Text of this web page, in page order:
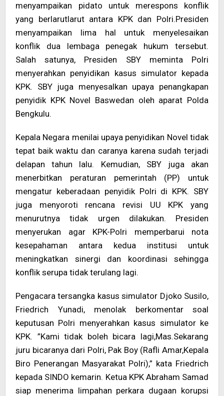
menyampaikan pidato untuk merespons konflik
yang berlarutlarut antara KPK dan Polri.Presiden
menyampaikan lima hal untuk menyelesaikan
konflik dua lembaga penegak hukum tersebut.
Salah satunya, Presiden SBY meminta Polri
menyerahkan penyidikan kasus simulator kepada
KPK. SBY juga menyesalkan upaya penangkapan
penyidik KPK Novel Baswedan oleh aparat Polda
Bengkulu.
Kepala Negara menilai upaya penyidikan Novel tidak
tepat baik waktu dan caranya karena sudah terjadi
delapan tahun lalu. Kemudian, SBY juga akan
menerbitkan peraturan pemerintah (PP) untuk
mengatur keberadaan penyidik Polri di KPK. SBY
juga menyoroti rencana revisi UU KPK yang
menurutnya tidak urgen dilakukan. Presiden
menyerukan agar KPK-Polri memperbarui nota
kesepahaman antara kedua institusi untuk
meningkatkan sinergi dan koordinasi sehingga
konflik serupa tidak terulang lagi.
Pengacara tersangka kasus simulator Djoko Susilo,
Friedrich Yunadi, menolak berkomentar soal
keputusan Polri menyerahkan kasus simulator ke
KPK. ”Kami tidak boleh bicara lagi,Mas.Sekarang
juru bicaranya dari Polri, Pak Boy (Rafli Amar,Kepala
Biro Penerangan Masyarakat Polri),” kata Friedrich
kepada SINDO kemarin. Ketua KPK Abraham Samad
siap menerima limpahan perkara dugaan korupsi